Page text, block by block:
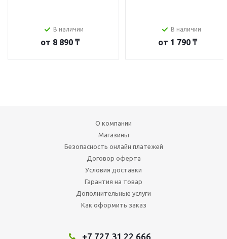
В наличии
от 8 890 ₸
В наличии
от 1 790 ₸
О компании
Магазины
Безопасность онлайн платежей
Договор оферта
Условия доставки
Гарантия на товар
Дополнительные услуги
Как оформить заказ
+7 727 31 22 666